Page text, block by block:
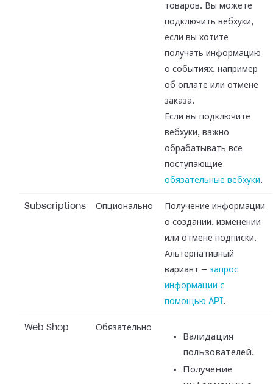
товаров. Вы можете
подключить вебхуки,
если вы хотите
получать информацию
о событиях, например
об оплате или отмене
заказа.
Если вы подключите
вебхуки, важно
обрабатывать все
поступающие
обязательные вебхуки.
Subscriptions Опционально
Получение информации
о создании, изменении
или отмене подписки.
Альтернативный
вариант — запрос
информации с
помощью API.
Web Shop Обязательно
Валидация
пользователей.
Получение